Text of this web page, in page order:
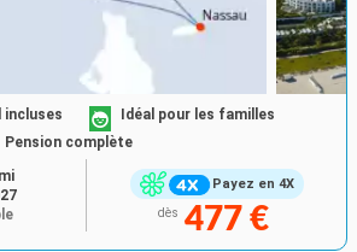
Payez en 4X
Idéal pour les familles
Pension complète
dès 477 €